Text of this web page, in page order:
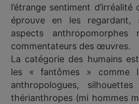
l’étrange sentiment
éprouve en les regardant,
aspects
commentateurs des œuvres.
La catégorie des humains
les « fantômes » comme
anthropologues,
thérianthropes (mi hommes